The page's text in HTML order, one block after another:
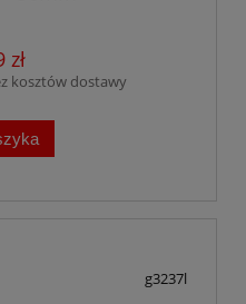
zł
kosztów dostawy
g3237l